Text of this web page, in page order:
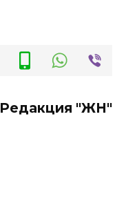
Редакция "ЖН"